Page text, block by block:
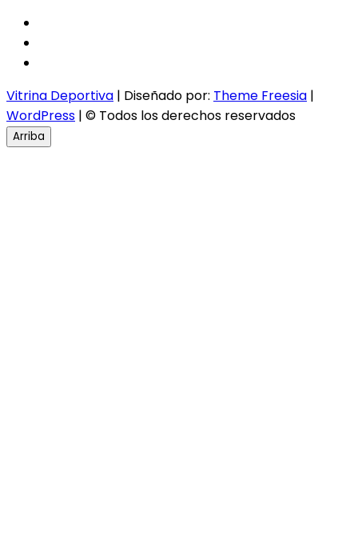
Vitrina Deportiva | Diseñado por: Theme Freesia |
WordPress | © Todos los derechos reservados
Arriba